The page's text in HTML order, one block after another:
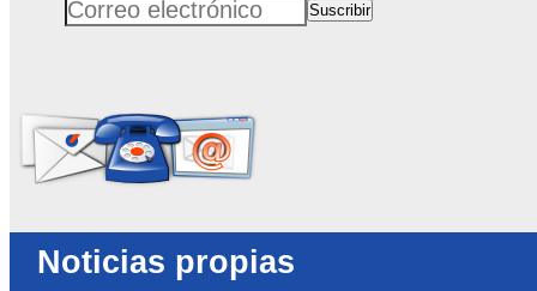
Correo electrónicoSuscribir
Noticias propias